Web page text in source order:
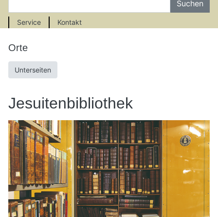
Service Kontakt
Orte
Unterseiten
Jesuitenbibliothek